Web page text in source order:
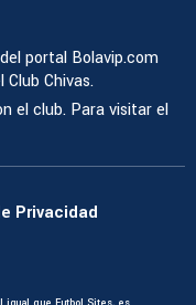
portal Bolavip.com
Chivas.
el club. Para visitar el
Privacidad